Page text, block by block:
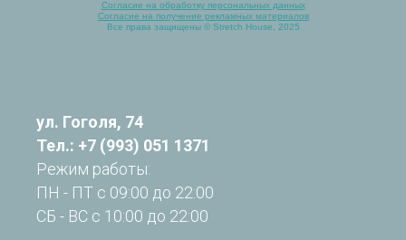
Согласие на обработку персональных данных
Согласие на получение рекламных материалов
Все права защищены © Stretch House, 2025
ул. Гоголя, 74
Тел.: +7 (993) 051 1371
Режим работы:
ПН - ПТ с 09:00 до 22:00
СБ - ВС с 10:00 до 22:00